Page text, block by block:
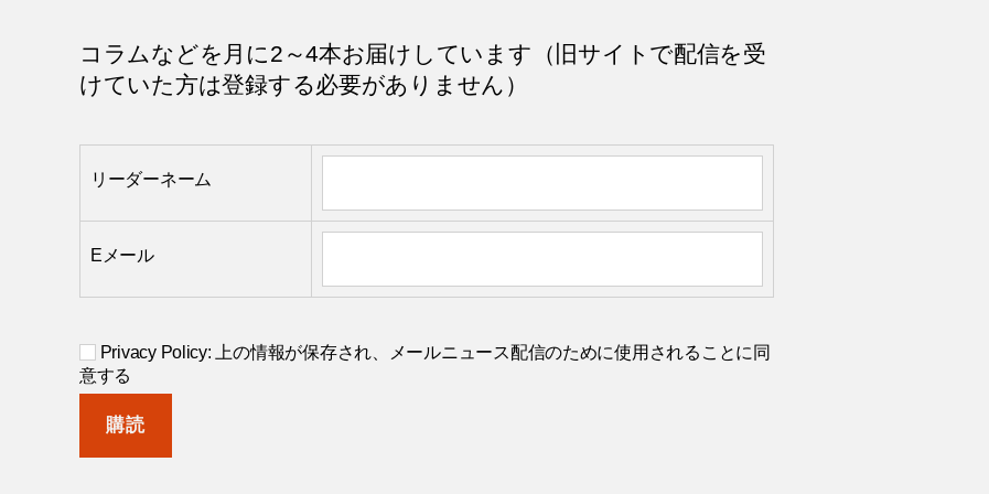
コラムなどを月に2～4本お届けしています（旧サイトで配信を受
けていた方は登録する必要がありません）
リーダーネーム
Eメール
Privacy Policy: 上の情報が保存され、メールニュース配信のために使用されることに同
意する